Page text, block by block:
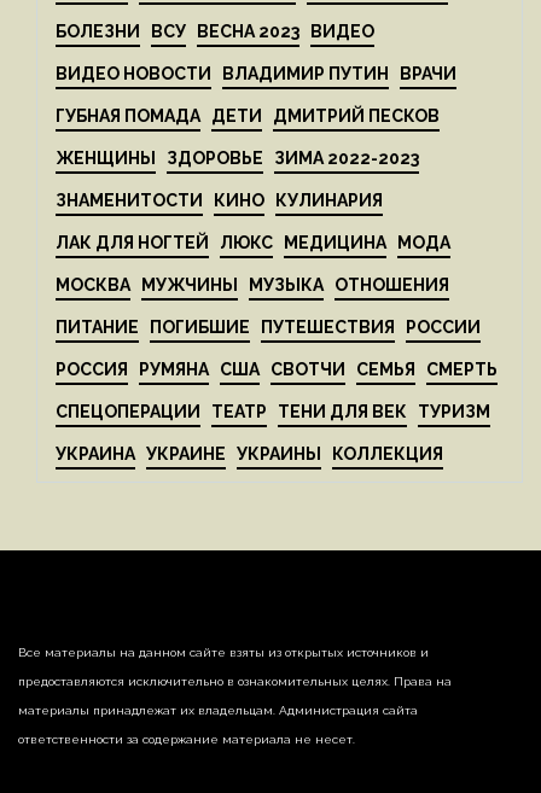
БОЛЕЗНИ ВСУ ВЕСНА 2023 ВИДЕО
ВИДЕО НОВОСТИ ВЛАДИМИР ПУТИН ВРАЧИ
ГУБНАЯ ПОМАДА ДЕТИ ДМИТРИЙ ПЕСКОВ
ЖЕНЩИНЫ ЗДОРОВЬЕ ЗИМА 2022-2023
ЗНАМЕНИТОСТИ КИНО КУЛИНАРИЯ
ЛАК ДЛЯ НОГТЕЙ ЛЮКС МЕДИЦИНА МОДА
МОСКВА МУЖЧИНЫ МУЗЫКА ОТНОШЕНИЯ
ПИТАНИЕ ПОГИБШИЕ ПУТЕШЕСТВИЯ РОССИИ
РОССИЯ РУМЯНА США СВОТЧИ СЕМЬЯ СМЕРТЬ
СПЕЦОПЕРАЦИИ ТЕАТР ТЕНИ ДЛЯ ВЕК ТУРИЗМ
УКРАИНА УКРАИНЕ УКРАИНЫ КОЛЛЕКЦИЯ
Все материалы на данном сайте взяты из открытых источников и
предоставляются исключительно в ознакомительных целях. Права на
материалы принадлежат их владельцам. Администрация сайта
ответственности за содержание материала не несет.